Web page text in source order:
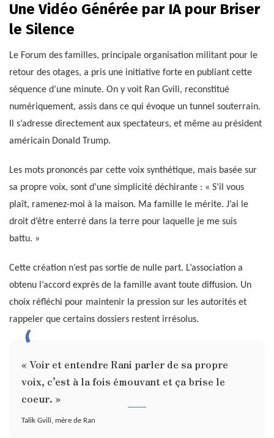
Une Vidéo Générée par IA pour Briser
le Silence
Le Forum des familles, principale organisation militant pour le
retour des otages, a pris une initiative forte en publiant cette
séquence d’une minute. On y voit Ran Gvili, reconstitué
numériquement, assis dans ce qui évoque un tunnel souterrain.
Il s’adresse directement aux spectateurs, et même au président
américain Donald Trump.
Les mots prononcés par cette voix synthétique, mais basée sur
sa propre voix, sont d’une simplicité déchirante : « S’il vous
plaît, ramenez-moi à la maison. Ma famille le mérite. J’ai le
droit d’être enterré dans la terre pour laquelle je me suis
battu. »
Cette création n’est pas sortie de nulle part. L’association a
obtenu l’accord exprès de la famille avant toute diffusion. Un
choix réfléchi pour maintenir la pression sur les autorités et
rappeler que certains dossiers restent irrésolus.
« Voir et entendre Rani parler de sa propre
voix, c’est à la fois émouvant et ça brise le
coeur. »
Talik Gvili, mère de Ran